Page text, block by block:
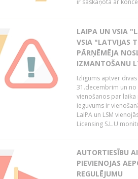
ir saskaņota ar
LAIPA UN VSIA
VSIA "LATVIJAS
PĀRŅĒMĒJA
IZMANTOŠANU
Izlīgums aptver
31.decembrim un no
vienošanos par
ieguvums ir
LaIPA un LSM
Licensing S.L.U
AUTORTIESĪBU
PIEVIENOJAS
REGULĒJUMU